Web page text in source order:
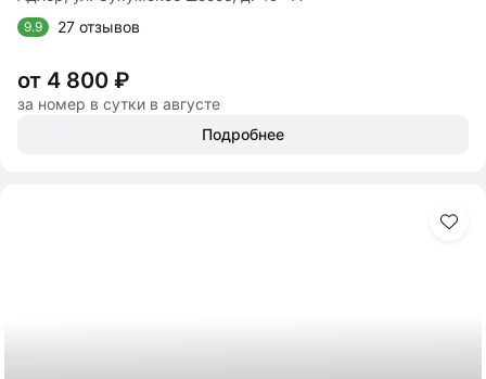
9.9 27 отзывов
от 4 800 ₽
за номер в сутки в августе
Подробнее